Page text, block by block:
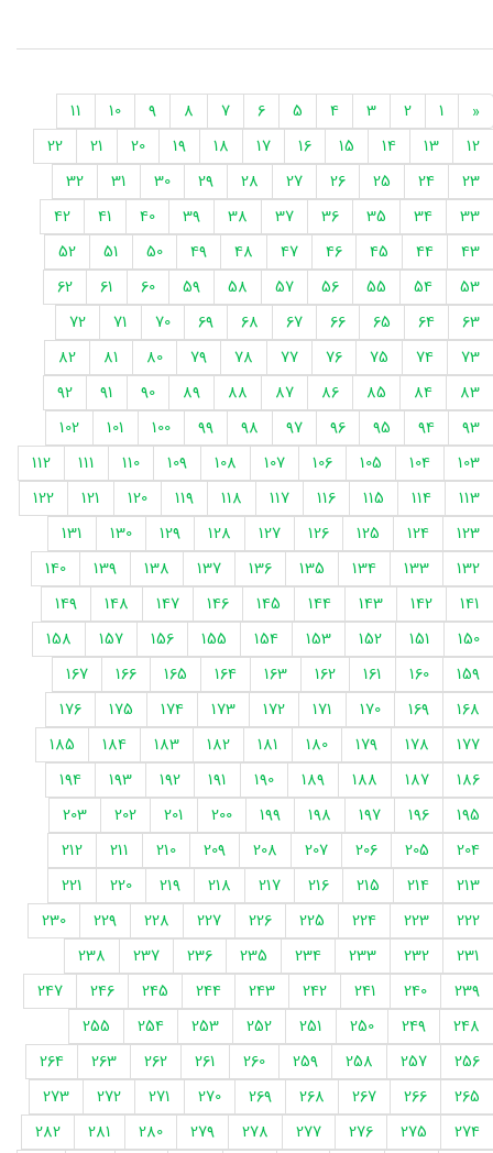
«
1
2
3
4
5
6
7
8
9
10
11
12
13
14
15
16
17
18
19
20
21
22
23
24
25
26
27
28
29
30
31
32
33
34
35
36
37
38
39
40
41
42
43
44
45
46
47
48
49
50
51
52
53
54
55
56
57
58
59
60
61
62
63
64
65
66
67
68
69
70
71
72
73
74
75
76
77
78
79
80
81
82
83
84
85
86
87
88
89
90
91
92
93
94
95
96
97
98
99
100
101
102
103
104
105
106
107
108
109
110
111
112
113
114
115
116
117
118
119
120
121
122
123
124
125
126
127
128
129
130
131
132
133
134
135
136
137
138
139
140
141
142
143
144
145
146
147
148
149
150
151
152
153
154
155
156
157
158
159
160
161
162
163
164
165
166
167
168
169
170
171
172
173
174
175
176
177
178
179
180
181
182
183
184
185
186
187
188
189
190
191
192
193
194
195
196
197
198
199
200
201
202
203
204
205
206
207
208
209
210
211
212
213
214
215
216
217
218
219
220
221
222
223
224
225
226
227
228
229
230
231
232
233
234
235
236
237
238
239
240
241
242
243
244
245
246
247
248
249
250
251
252
253
254
255
256
257
258
259
260
261
262
263
264
265
266
267
268
269
270
271
272
273
274
275
276
277
278
279
280
281
282